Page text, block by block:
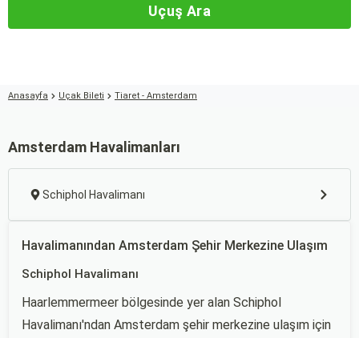
Uçuş Ara
Anasayfa Uçak Bileti Tiaret - Amsterdam
Amsterdam Havalimanları
Schiphol Havalimanı
Havalimanından Amsterdam Şehir Merkezine Ulaşım
Schiphol Havalimanı
Haarlemmermeer bölgesinde yer alan Schiphol
Havalimanı'ndan Amsterdam şehir merkezine ulaşım için